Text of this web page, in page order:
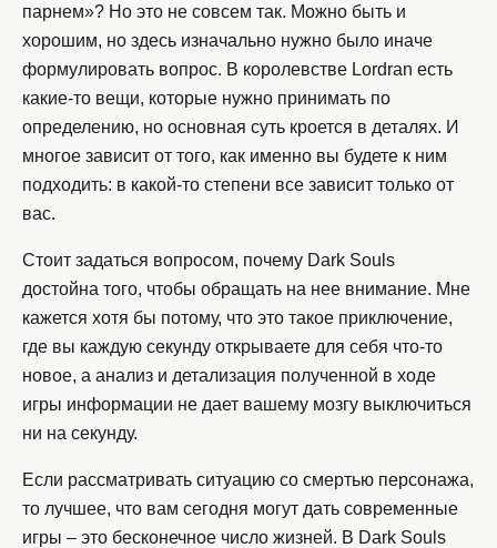
парнем»? Но это не совсем так. Можно быть и
хорошим, но здесь изначально нужно было иначе
формулировать вопрос. В королевстве Lordran есть
какие-то вещи, которые нужно принимать по
определению, но основная суть кроется в деталях. И
многое зависит от того, как именно вы будете к ним
подходить: в какой-то степени все зависит только от
вас.
Стоит задаться вопросом, почему Dark Souls
достойна того, чтобы обращать на нее внимание. Мне
кажется хотя бы потому, что это такое приключение,
где вы каждую секунду открываете для себя что-то
новое, а анализ и детализация полученной в ходе
игры информации не дает вашему мозгу выключиться
ни на секунду.
Если рассматривать ситуацию со смертью персонажа,
то лучшее, что вам сегодня могут дать современные
игры – это бесконечное число жизней. В Dark Souls